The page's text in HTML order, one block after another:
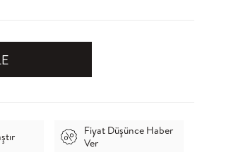
Fiyat Düşünce Haber
Ver